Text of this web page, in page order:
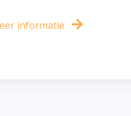
informatie